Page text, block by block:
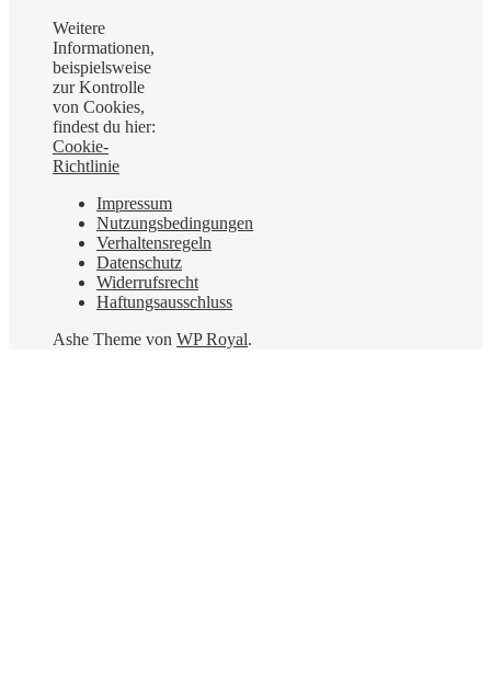
Weitere
Informationen,
beispielsweise
zur Kontrolle
von Cookies,
findest du hier:
Cookie-
Richtlinie
Impressum
Nutzungsbedingungen
Verhaltensregeln
Datenschutz
Widerrufsrecht
Haftungsausschluss
Ashe Theme von WP Royal.